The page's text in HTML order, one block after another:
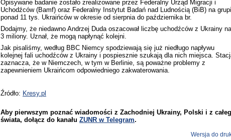
Opisywane badanie zostało zrealizowane przez Federalny Urząd Migracji i
Uchodźców (Bamf) oraz Federalny Instytut Badań nad Ludnością (BiB) na
ponad 11 tys. Ukraińców w okresie od sierpnia do października br.
Dodajmy, że niedawno Andrzej Duda oszacował liczbę uchodźców z Ukrainy na
3 miliony. Uznał, że mogą napłynąć kolejni.
Jak pisaliśmy, według BBC Niemcy spodziewają się już niedługo napływu
kolejnej fali uchodźców z Ukrainy i pospiesznie szukają dla nich miejsca.
zaznacza, że w Niemczech, w tym w Berlinie, są poważne problemy z
zapewnieniem Ukraińcom odpowiedniego zakwaterowania.
Źródło: Kresy.pl
Aby pierwszym poznać wiadomości z Zachodniej Ukrainy, Polski i z
świata, dołącz do kanału ZUNR w Telegram.
Wersja do